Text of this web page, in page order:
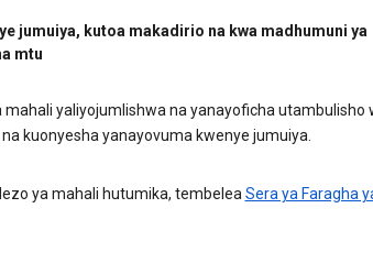
jumuiya, kutoa makadirio na kwa madhumuni ya
mtu
yaliyojumlishwa na yanayoficha utambulisho
kuonyesha yanayovuma kwenye jumuiya.
ya mahali hutumika, tembelea Sera ya Faragha